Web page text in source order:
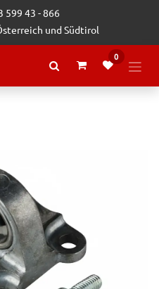
599 43 - 866
und Südtirol
0